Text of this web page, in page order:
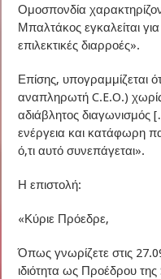
Ομοσπονδία
Μπαλτάκος εγκαλείται
επιλεκτικές διαρροές».
Επίσης, υπογραμμίζεται
αναπληρωτή C.E.O.)
αδιάβλητος διαγωνισμός
ενέργεια και κατάφωρη
ό,τι αυτό συνεπάγεται».
Η επιστολή:
«Κύριε Πρόεδρε,
Όπως γνωρίζετε στις
ιδιότητα ως Προέδρου